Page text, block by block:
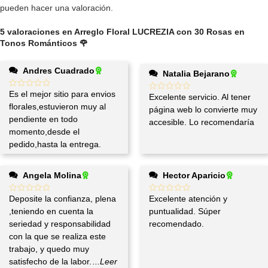
5 valoraciones en Arreglo Floral LUCREZIA con 30 Rosas en
Tonos Románticos 🌹
Andres Cuadrado
Es el mejor sitio para envios
florales,estuvieron muy al
pendiente en todo
momento,desde el
pedido,hasta la entrega.
Natalia Bejarano
Excelente servicio. Al tener
página web lo convierte muy
accesible. Lo recomendaría
Angela Molina
Deposite la confianza, plena
,teniendo en cuenta la
seriedad y responsabilidad
con la que se realiza este
trabajo, y quedo muy
satisfecho de la labor.
...Leer
Hector Aparicio
Excelente atención y
puntualidad. Súper
recomendado.
pueden hacer una valoración.